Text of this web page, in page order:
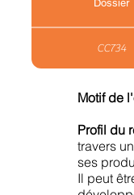
Dossier
CC734
Motif de
Profil du
travers
ses
Il peut